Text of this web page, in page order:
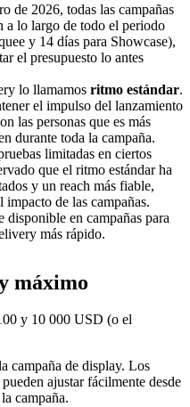
de 2026, todas las campañas
a lo largo de todo el periodo
y 14 días para Showcase),
el presupuesto lo antes
lo llamamos ritmo estándar.
el impulso del lanzamiento
las personas que es más
durante toda la campaña.
limitadas en ciertos
que el ritmo estándar ha
y un reach más fiable,
impacto de las campañas.
disponible en campañas para
más rápido.
máximo
y 10 000 USD (o el
campaña de display. Los
ajustar fácilmente desde
campaña.